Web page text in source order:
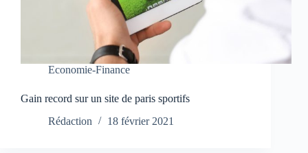
Economie-Finance
Gain record sur un site de paris sportifs
Rédaction
18 février 2021